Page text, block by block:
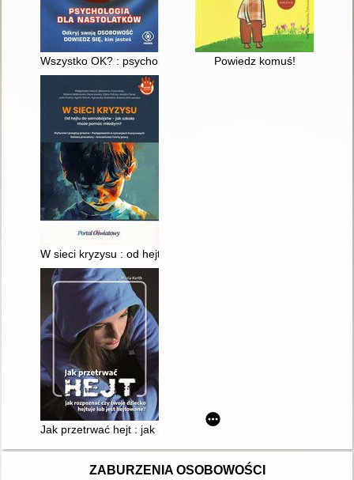
Wszystko OK? : psychologia dla nastolatków
Powiedz komuś!
W sieci kryzysu : od hejtu do samobójstw - jak szkoła może
Jak przetrwać hejt : jak rozpoznać, czy twoje dziecko hejtuje
ZABURZENIA OSOBOWOŚCI